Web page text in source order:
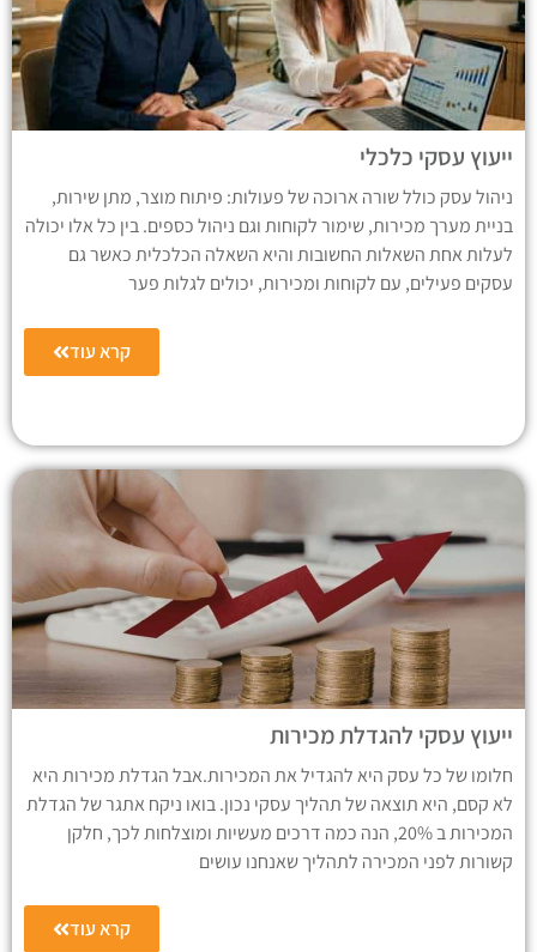
ייעוץ עסקי כלכלי
ניהול עסק כולל שורה ארוכה של פעולות: פיתוח מוצר, מתן שירות,
בניית מערך מכירות, שימור לקוחות וגם ניהול כספים. בין כל אלו יכולה
לעלות אחת השאלות החשובות והיא השאלה הכלכלית כאשר גם
עסקים פעילים, עם לקוחות ומכירות, יכולים לגלות פער
קרא עוד
ייעוץ עסקי להגדלת מכירות
חלומו של כל עסק היא להגדיל את המכירות.אבל הגדלת מכירות היא
לא קסם, היא תוצאה של תהליך עסקי נכון. בואו ניקח אתגר של הגדלת
המכירות ב 20%, הנה כמה דרכים מעשיות ומוצלחות לכך, חלקן
קשורות לפני המכירה לתהליך שאנחנו עושים
קרא עוד